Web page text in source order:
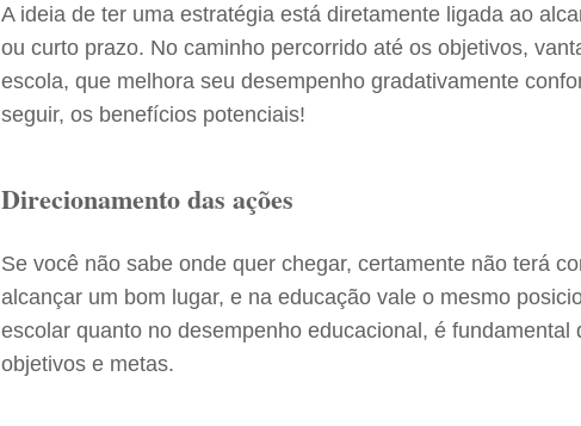
A ideia de ter uma estratégia está diretamente ligada ao
ou curto prazo. No caminho percorrido até os objetivos,
escola, que melhora seu desempenho gradativamente
seguir, os benefícios potenciais!
Direcionamento das ações
Se você não sabe onde quer chegar, certamente não terá
alcançar um bom lugar, e na educação vale o mesmo
escolar quanto no desempenho educacional, é
objetivos e metas.